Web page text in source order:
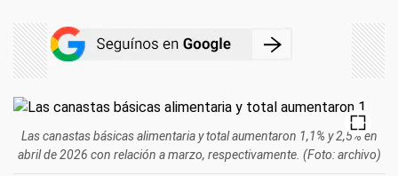
Las canastas básicas alimentaria y total aumentaron 1,1% y 2,5% en
abril de 2026 con relación a marzo, respectivamente. (Foto: archivo)